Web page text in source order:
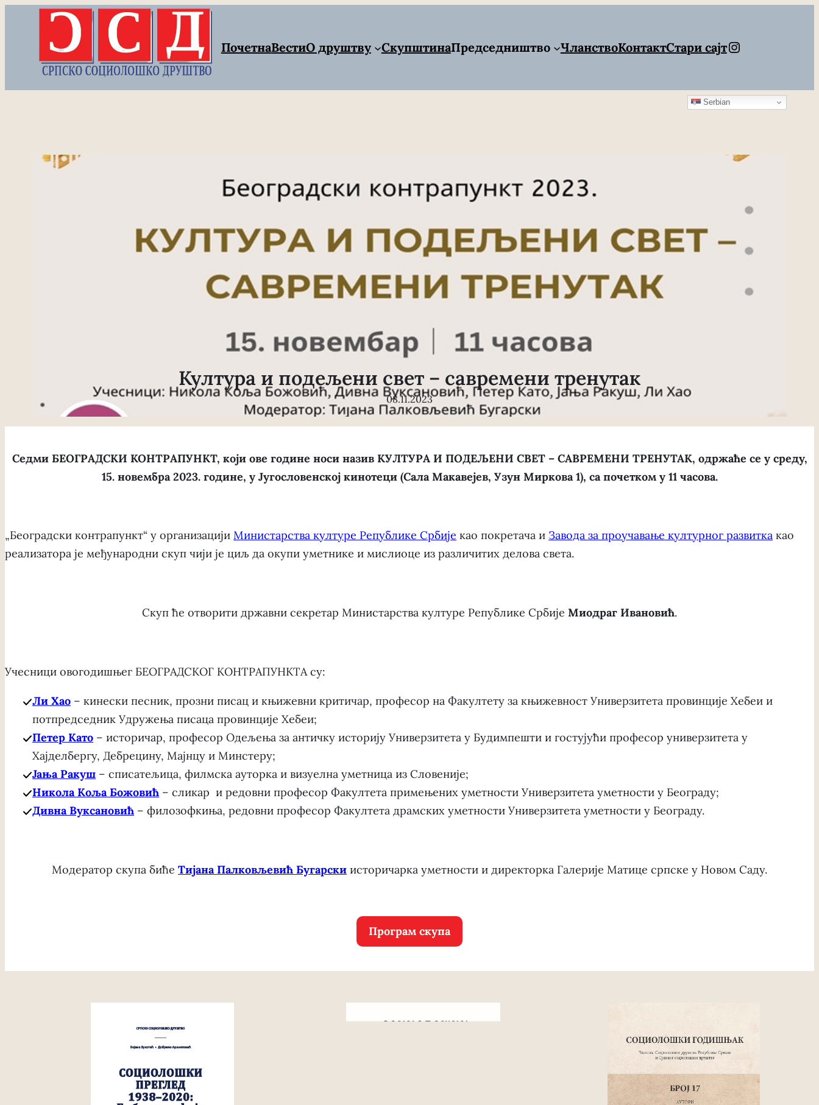
Скочи
садржај
ПочетнаВестиО друштву СкупштинаПредседништво ЧланствоКонтактСтари сајтInstagram
Serbian
Култура и подељени свет – савремени тренутак
08.11.2023
Седми БЕОГРАДСКИ КОНТРАПУНКТ, који ове године носи назив КУЛТУРА И ПОДЕЉЕНИ СВЕТ – САВРЕМЕНИ ТРЕНУТАК, одржаће се у среду,
15. новембра 2023. године, у Југословенској кинотеци (Сала Макавејев, Узун Миркова 1), са почетком у 11 часова.
„Београдски контрапункт“ у организацији Министарства културе Републике Србије као покретача и Завода за проучавање културног развитка као
реализатора je међународни скуп чији је циљ да окупи уметнике и мислиоце из различитих делова света.
Скуп ће отворити државни секретар Министарства културе Републике Србије Миодраг Ивановић.
Учесници овогодишњег БЕОГРАДСКОГ КОНТРАПУНКТА су:
Ли Хао– кинески песник, прозни писац и књижевни критичар, професор на Факултету за књижевност Универзитета провинције Хебеи и
потпредседник Удружења писаца провинције Хебеи;
Петер Като– историчар, професор Одељења за античку историју Универзитета у Будимпешти и гостујући професор универзитета у
Хајделбергу, Дебрецину, Мајнцу и Минстеру;
Јања Ракуш– списатељица, филмска ауторка и визуелна уметница из Словеније;
Никола Коља Божовић – сликар и редовни професор Факултета примењених уметности Универзитета уметности у Београду;
Дивна Вуксановић– филозофкиња, редовни професор Факултета драмских уметности Универзитета уметности у Београду.
Модератор скупа биће Тијана Палковљевић Бугарски историчарка уметности и директорка Галерије Матице српске у Новом Саду.
Програм скупа